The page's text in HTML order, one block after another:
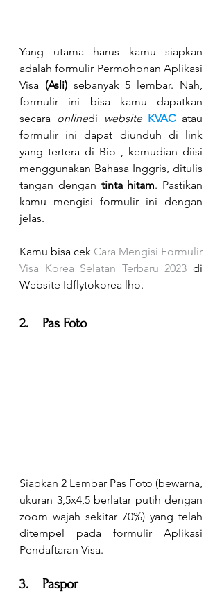
Yang utama harus kamu siapkan
adalah formulir Permohonan Aplikasi
Visa (Asli) sebanyak 5 lembar. Nah,
formulir ini bisa kamu dapatkan
secara onlinedi website KVAC atau
formulir ini dapat diunduh di link
yang tertera di Bio , kemudian diisi
menggunakan Bahasa Inggris, ditulis
tangan dengan tinta hitam. Pastikan
kamu mengisi formulir ini dengan
jelas.
Kamu bisa cek Cara Mengisi Formulir
Visa Korea Selatan Terbaru 2023 di
Website Idflytokorea lho.
2.    Pas Foto
Siapkan 2 Lembar Pas Foto (bewarna,
ukuran 3,5x4,5 berlatar putih dengan
zoom wajah sekitar 70%) yang telah
ditempel pada formulir Aplikasi
Pendaftaran Visa.
3.    Paspor